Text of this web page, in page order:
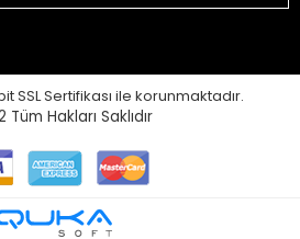
SSL Sertifikası ile korunmaktadır.
Tüm Hakları Saklıdır